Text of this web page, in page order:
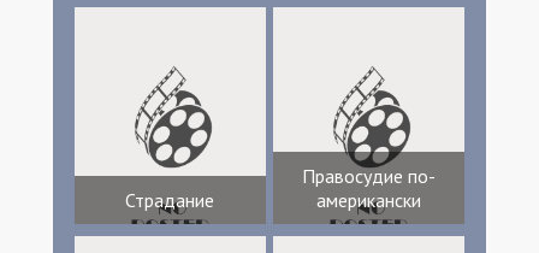
Страдание
Правосудие по-
американски